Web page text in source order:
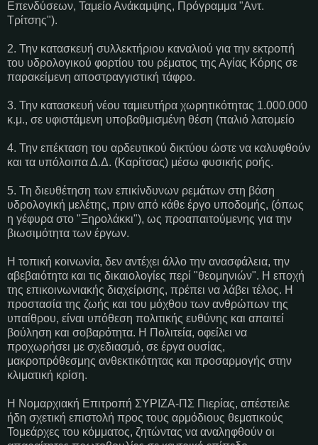
Επενδύσεων, Ταμείο Ανάκαμψης, Πρόγραμμα "Αντ.
Τρίτσης").
2. Την κατασκευή συλλεκτήριου καναλιού για την εκτροπή
του υδρολογικού φορτίου του ρέματος της Αγίας Κόρης σε
παρακείμενη αποστραγγιστική τάφρο.
3. Την κατασκευή νέου ταμιευτήρα χωρητικότητας 1.000.000
κ.μ., σε υφιστάμενη υποβαθμισμένη θέση (παλιό λατομείο
4. Την επέκταση του αρδευτικού δικτύου ώστε να καλυφθούν
και τα υπόλοιπα Δ.Δ. (Καρίτσας) μέσω φυσικής ροής.
5. Τη διευθέτηση των επικίνδυνων ρεμάτων στη βάση
υδρολογική μελέτης, πριν από κάθε έργο υποδομής, (όπως
η γέφυρα στο "Ξηρολάκκι"), ως προαπαιτούμενης για την
βιωσιμότητα των έργων.
Η τοπική κοινωνία, δεν αντέχει άλλο την ανασφάλεια, την
αβεβαιότητα και τις δικαιολογίες περί "θεομηνιών". Η εποχή
της επικοινωνιακής διαχείρισης, πρέπει να λάβει τέλος. Η
προστασία της ζωής και του μόχθου των ανθρώπων της
υπαίθρου, είναι υπόθεση πολιτικής ευθύνης και απαιτεί
βούληση και σοβαρότητα. Η Πολιτεία, οφείλει να
προχωρήσει με σχεδιασμό, σε έργα ουσίας,
μακροπρόθεσμης ανθεκτικότητας και προσαρμογής στην
κλιματική κρίση.
Η Νομαρχιακή Επιτροπή ΣΥΡΙΖΑ-ΠΣ Πιερίας, απέστειλε
ήδη σχετική επιστολή προς τους αρμόδιους θεματικούς
Τομεάρχες του κόμματος, ζητώντας να αναληφθούν οι